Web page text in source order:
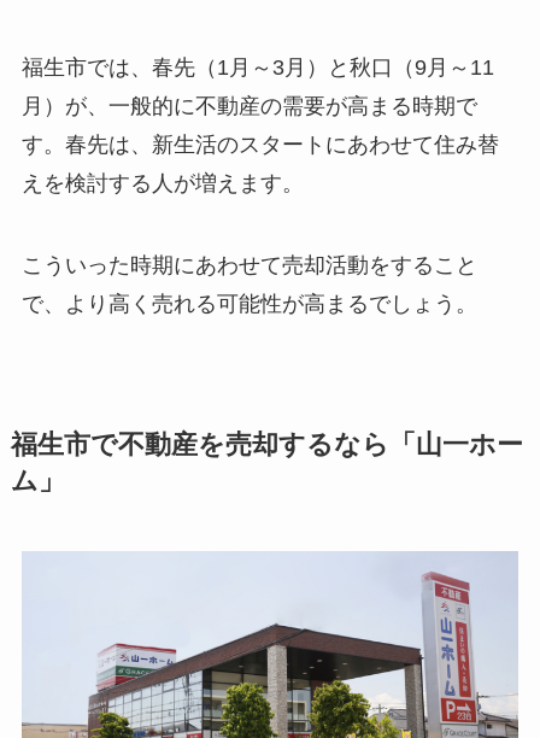
福生市では、春先（1月～3月）と秋口（9月～11
月）が、一般的に不動産の需要が高まる時期で
す。春先は、新生活のスタートにあわせて住み替
えを検討する人が増えます。
こういった時期にあわせて売却活動をすること
で、より高く売れる可能性が高まるでしょう。
福生市で不動産を売却するなら「山一ホー
ム」